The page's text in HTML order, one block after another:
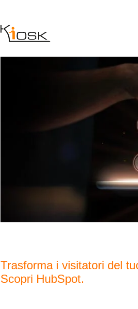
Trasforma i visitatori del
Scopri HubSpot.